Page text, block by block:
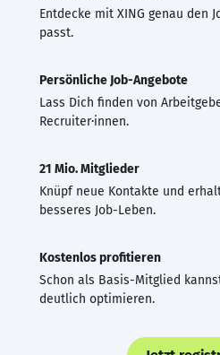
Entdecke mit XING genau den
passt.
Persönliche Job-Angebote
Lass Dich finden von
Recruiter·innen.
21 Mio. Mitglieder
Knüpf neue Kontakte und
besseres Job-Leben.
Kostenlos profitieren
Schon als Basis-Mitglied
deutlich optimieren.